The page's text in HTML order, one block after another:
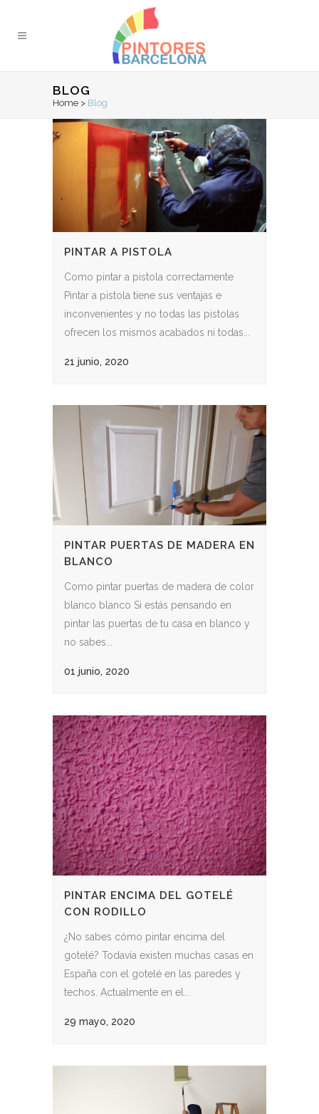
BLOG
Home > Blog
PINTAR A PISTOLA
Como pintar a pistola correctamente
Pintar a pistola tiene sus ventajas e
inconvenientes y no todas las pistolas
ofrecen los mismos acabados ni todas...
21 junio, 2020
PINTAR PUERTAS DE MADERA EN
BLANCO
Como pintar puertas de madera de color
blanco blanco Si estás pensando en
pintar las puertas de tu casa en blanco y
no sabes...
01 junio, 2020
PINTAR ENCIMA DEL GOTELÉ
CON RODILLO
¿No sabes cómo pintar encima del
gotelé? Todavía existen muchas casas en
España con el gotelé en las paredes y
techos. Actualmente en el...
29 mayo, 2020